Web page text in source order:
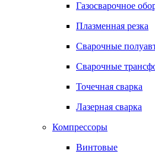
Газосварочное
Плазменная резка
Сварочные
Сварочные
Точечная сварка
Лазерная сварка
Компрессоры
Винтовые